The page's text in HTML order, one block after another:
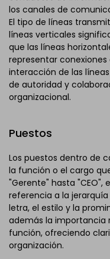
los canales de
El tipo de líneas
líneas verticales
que las líneas
representar conexiones
interacción de las
de autoridad y
organizacional.
Puestos
Los puestos dentro de
la función o el cargo
"Gerente" hasta
referencia a la
letra, el estilo y la
además la importancia
función, ofreciendo
organización.